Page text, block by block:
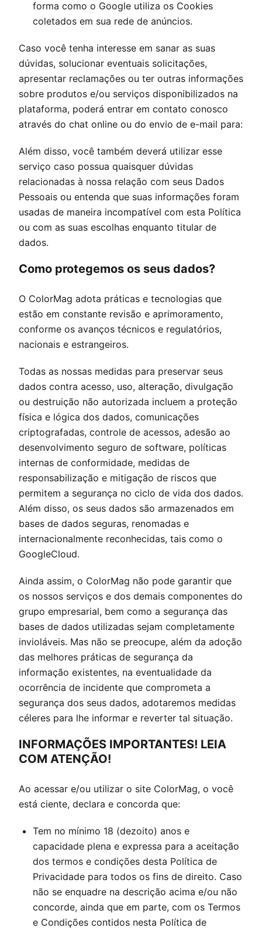
forma como o Google utiliza os Cookies
coletados em sua rede de anúncios.
Caso você tenha interesse em sanar as suas
dúvidas, solucionar eventuais solicitações,
apresentar reclamações ou ter outras informações
sobre produtos e/ou serviços disponibilizados na
plataforma, poderá entrar em contato conosco
através do chat online ou do envio de e-mail para:
Além disso, você também deverá utilizar esse
serviço caso possua quaisquer dúvidas
relacionadas à nossa relação com seus Dados
Pessoais ou entenda que suas informações foram
usadas de maneira incompatível com esta Política
ou com as suas escolhas enquanto titular de
dados.
Como protegemos os seus dados?
O ColorMag adota práticas e tecnologias que
estão em constante revisão e aprimoramento,
conforme os avanços técnicos e regulatórios,
nacionais e estrangeiros.
Todas as nossas medidas para preservar seus
dados contra acesso, uso, alteração, divulgação
ou destruição não autorizada incluem a proteção
física e lógica dos dados, comunicações
criptografadas, controle de acessos, adesão ao
desenvolvimento seguro de software, políticas
internas de conformidade, medidas de
responsabilização e mitigação de riscos que
permitem a segurança no ciclo de vida dos dados.
Além disso, os seus dados são armazenados em
bases de dados seguras, renomadas e
internacionalmente reconhecidas, tais como o
GoogleCloud.
Ainda assim, o ColorMag não pode garantir que
os nossos serviços e dos demais componentes do
grupo empresarial, bem como a segurança das
bases de dados utilizadas sejam completamente
invioláveis. Mas não se preocupe, além da adoção
das melhores práticas de segurança da
informação existentes, na eventualidade da
ocorrência de incidente que comprometa a
segurança dos seus dados, adotaremos medidas
céleres para lhe informar e reverter tal situação.
INFORMAÇÕES IMPORTANTES! LEIA
COM ATENÇÃO!
Ao acessar e/ou utilizar o site ColorMag, o você
está ciente, declara e concorda que:
Tem no mínimo 18 (dezoito) anos e
capacidade plena e expressa para a aceitação
dos termos e condições desta Política de
Privacidade para todos os fins de direito. Caso
não se enquadre na descrição acima e/ou não
concorde, ainda que em parte, com os Termos
e Condições contidos nesta Política de